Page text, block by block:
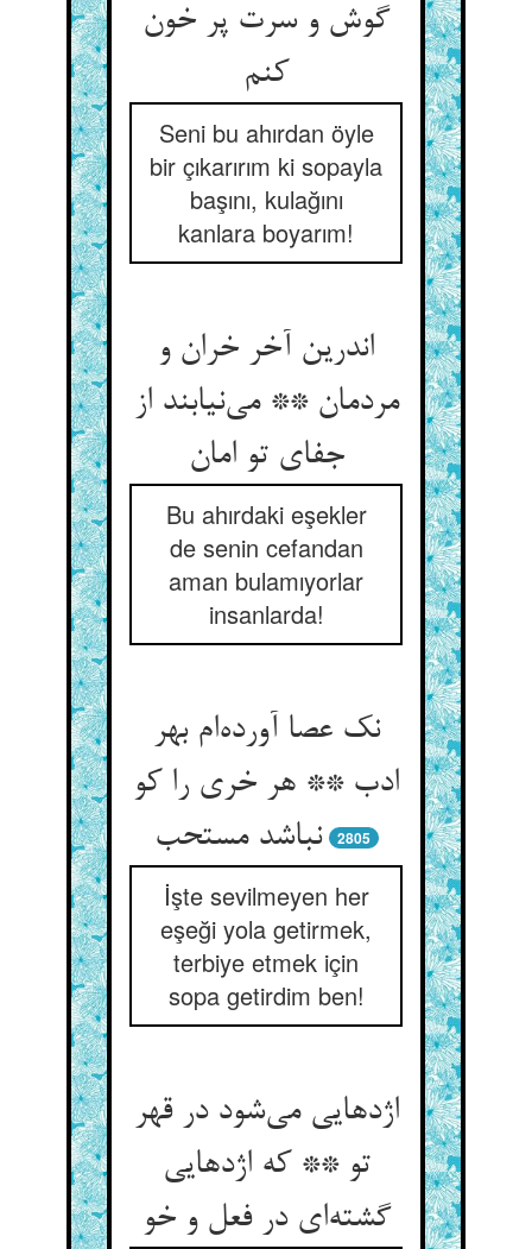
گوش و سرت پر خون
کنم
Seni bu ahırdan öyle
bir çıkarırım ki sopayla
başını, kulağını
kanlara boyarım!
اندرین آخر خران و
مردمان ** می‌نیابند از
جفای تو امان
Bu ahırdaki eşekler
de senin cefandan
aman bulamıyorlar
insanlarda!
نک عصا آورده‌ام بهر
ادب ** هر خری را کو
نباشد مستحب
2805
İşte sevilmeyen her
eşeği yola getirmek,
terbiye etmek için
sopa getirdim ben!
اژدهایی می‌شود در قهر
تو ** که اژدهایی
گشته‌ای در فعل و خو